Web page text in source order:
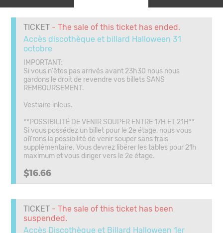
TICKET - The sale of this ticket has ended.
Accès discothèque et billard Halloween 31
octobre
IMPORTANT:
Si vous n'êtes pas arrivés avant 23h30 nous nous
gardons le droit de revendre vos billets SANS
REMBOURSEMENT.
Vestiaire inlcus.
**POSSIBILITÉ DE VENIR SOUPER ENTRE 17H ET 21H**
Si vous possédez un billet pour le 2e étage, nous vous
offrons la possibilité de venir souper sans frais
supplémentaire. Vous devrez libérer les tables pour 21h
maximum et vous diriger vers le 2e étage.
$16.66
TICKET - The sale of this ticket has been
suspended.
Accès Discothèque et Billard Halloween 1er